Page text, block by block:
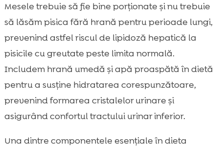
Mesele trebuie să fie bine porționate și nu trebuie
să lăsăm pisica fără hrană pentru perioade lungi,
prevenind astfel riscul de lipidoză hepatică la
pisicile cu greutate peste limita normală.
Includem hrană umedă și apă proaspătă în dietă
pentru a susține hidratarea corespunzătoare,
prevenind formarea cristalelor urinare și
asigurând confortul tractului urinar inferior.
Una dintre componentele esențiale în dieta